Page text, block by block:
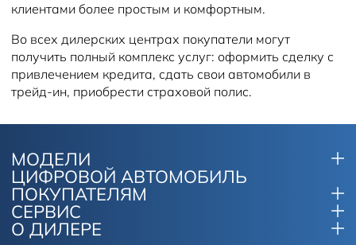
клиентами более простым и комфортным.
Во всех дилерских центрах покупатели могут
получить полный комплекс услуг: оформить сделку с
привлечением кредита, сдать свои автомобили в
трейд-ин, приобрести страховой полис.
МОДЕЛИ
ЦИФРОВОЙ АВТОМОБИЛЬ
ПОКУПАТЕЛЯМ
СЕРВИС
О ДИЛЕРЕ